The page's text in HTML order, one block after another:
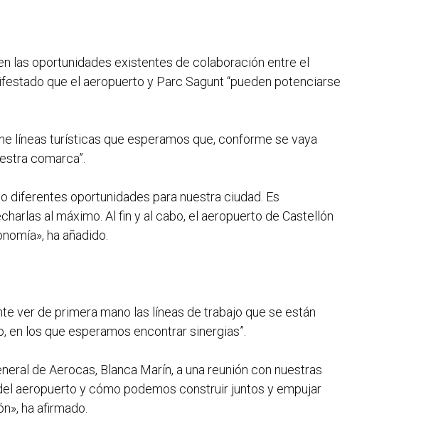
las oportunidades existentes de colaboración entre el
que el aeropuerto y Parc Sagunt “pueden potenciarse
líneas turísticas que esperamos que, conforme se vaya
comarca”.
diferentes oportunidades para nuestra ciudad. Es
al máximo. Al fin y al cabo, el aeropuerto de Castellón
ha añadido.
ver de primera mano las líneas de trabajo que se están
los que esperamos encontrar sinergias”.
de Aerocas, Blanca Marín, a una reunión con nuestras
aeropuerto y cómo podemos construir juntos y empujar
ha afirmado.